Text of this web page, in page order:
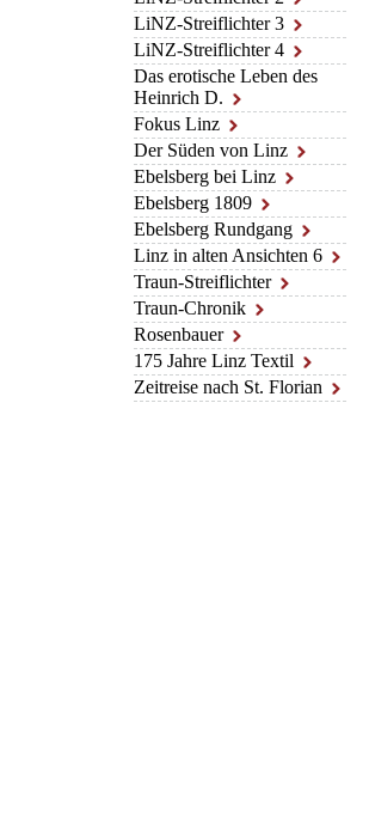
LiNZ-Streiflichter 3
LiNZ-Streiflichter 4
Das erotische Leben des
Heinrich D.
Fokus Linz
Der Süden von Linz
Ebelsberg bei Linz
Ebelsberg 1809
Ebelsberg Rundgang
Linz in alten Ansichten 6
Traun-Streiflichter
Traun-Chronik
Rosenbauer
175 Jahre Linz Textil
Zeitreise nach St. Florian